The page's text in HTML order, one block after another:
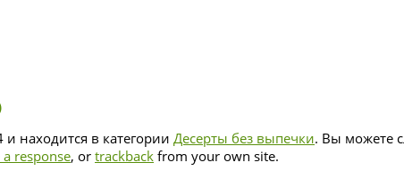
находится в категории Десерты без выпечки. Вы можете
a response, or trackback from your own site.